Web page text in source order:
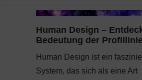
Human Design –
Bedeutung der
Human Design ist ein
System, das sich als eine Art